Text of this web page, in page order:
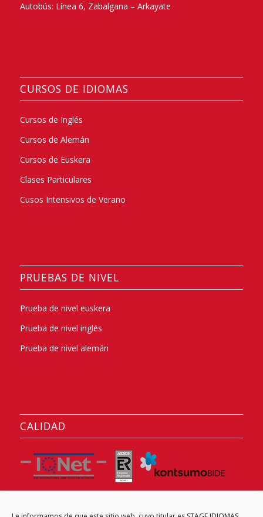
Autobús: Línea 6, Zabalgana – Arkayate
CURSOS DE IDIOMAS
Cursos de Inglés
Cursos de Alemán
Cursos de Euskera
Clases Particulares
Cusos Intensivos de Verano
PRUEBAS DE NIVEL
Prueba de nivel euskera
Prueba de nivel inglés
Prueba de nivel alemán
CALIDAD